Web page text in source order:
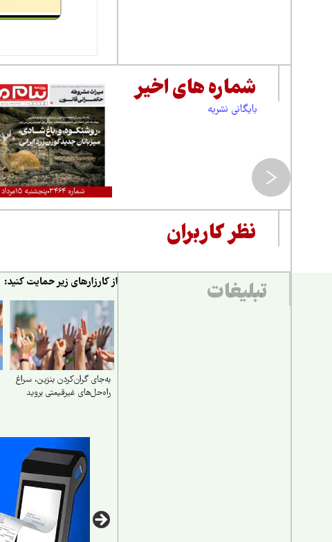
شماره های اخیر
بایگانی نشریه
شماره ۳۴۶۴ پنجشنبه ۱۵مرداد ۱۴۰۵
نظر کاربران
تبلیغات از کارزارهای زیر حمایت کنید:
به‌جای گران‌کردن بنزین، سراغ
راه‌حل‌های غیرقیمتی بروید